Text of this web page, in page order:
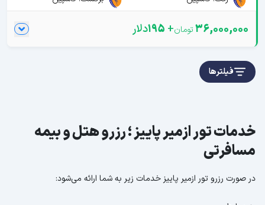
36,000,000
+
195دلار
فیلترها
خدمات تور ازمیر پاییز ؛ رزرو هتل و بیمه
مسافرتی
در صورت رزرو تور ازمیر پاییز خدمات زیر به شما ارائه می‌شود: